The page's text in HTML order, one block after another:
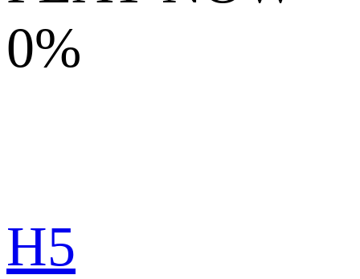
0%
H5